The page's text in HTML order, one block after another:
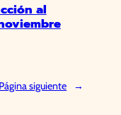
al
Página siguiente →